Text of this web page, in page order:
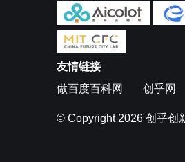
友情链接
做百度百科网
创乎网
© Copyright 2026 创乎创